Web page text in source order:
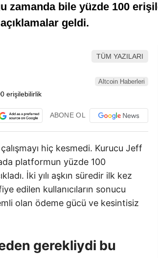
bile yüzde 100
geldi.
TÜM YAZILARI
Altcoin Haberleri
ABONE OL
hiç kesmedi. Kurucu Jeff
platformun yüzde 100
İki yılı aşkın süredir ilk kez
edilen kullanıcıların sonucu
olan ödeme gücü ve kesintisiz
gerekliydi bu